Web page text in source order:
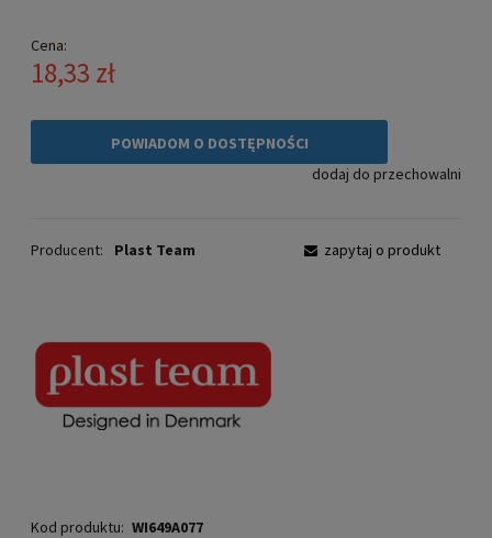
Cena:
18,33 zł
POWIADOM O DOSTĘPNOŚCI
dodaj do przechowalni
Producent: Plast Team
Kod produktu: WI649A077
zapytaj o produkt